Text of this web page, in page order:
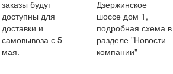
заказы будут
доступны для
доставки и
самовывоза с 5
мая.
Дзержинское
шоссе дом 1,
подробная схема в
разделе "Новости
компании"